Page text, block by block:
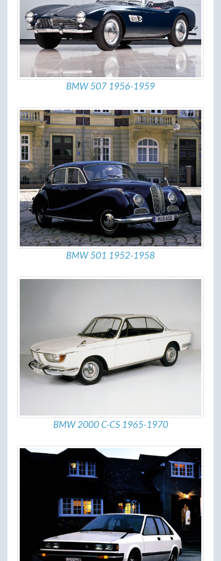
BMW 507 1956-1959
BMW 501 1952-1958
BMW 2000 C-CS 1965-1970